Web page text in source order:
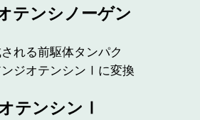
テンシノーゲン
れる前駆体タンパク
ジオテンシンⅠに変換
テンシンⅠ